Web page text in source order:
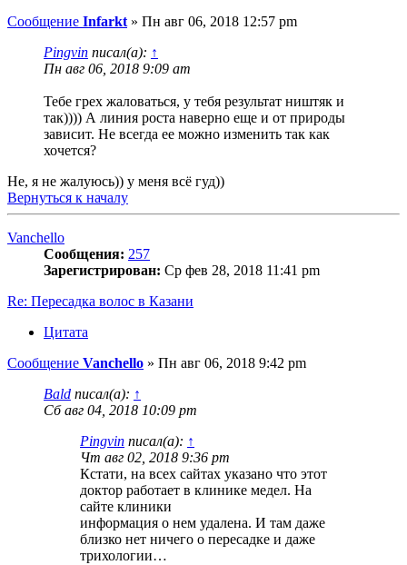
Сообщение Infarkt » Пн авг 06, 2018 12:57 pm
Pingvin писал(а): ↑
Пн авг 06, 2018 9:09 am
Тебе грех жаловаться, у тебя результат ништяк и
так)))) А линия роста наверно еще и от природы
зависит. Не всегда ее можно изменить так как
хочется?
Не, я не жалуюсь)) у меня всё гуд))
Вернуться к началу
Vanchello
Сообщения: 257
Зарегистрирован: Ср фев 28, 2018 11:41 pm
Re: Пересадка волос в Казани
Цитата
Сообщение Vanchello » Пн авг 06, 2018 9:42 pm
Bald писал(а): ↑
Сб авг 04, 2018 10:09 pm
Pingvin писал(а): ↑
Чт авг 02, 2018 9:36 pm
Кстати, на всех сайтах указано что этот
доктор работает в клинике медел. На
сайте клиники
информация о нем удалена. И там даже
близко нет ничего о пересадке и даже
трихологии…